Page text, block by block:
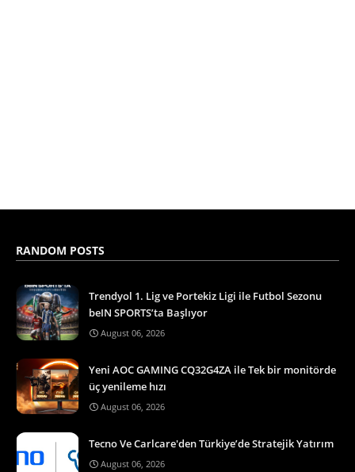
RANDOM POSTS
Trendyol 1. Lig ve Portekiz Ligi ile Futbol Sezonu
beIN SPORTS’ta Başlıyor
August 06, 2026
Yeni AOC GAMING CQ32G4ZA ile Tek bir monitörde
üç yenileme hızı
August 06, 2026
Tecno Ve Carlcare'den Türkiye’de Stratejik Yatırım
August 06, 2026